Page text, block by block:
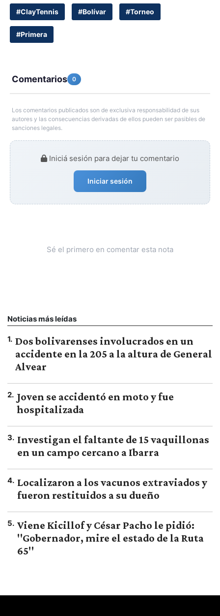
#ClayTennis #Bolívar #Torneo
#Primera
Comentarios 0
Los comentarios publicados son de exclusiva responsabilidad de sus
autores y las consecuencias derivadas de ellos pueden ser pasibles de
sanciones legales.
Iniciá sesión para dejar tu comentario
Iniciar sesión
Sé el primero en comentar esta nota
Noticias más leídas
1. Dos bolivarenses involucrados en un
accidente en la 205 a la altura de General
Alvear
2. Joven se accidentó en moto y fue
hospitalizada
3. Investigan el faltante de 15 vaquillonas
en un campo cercano a Ibarra
4. Localizaron a los vacunos extraviados y
fueron restituidos a su dueño
5. Viene Kicillof y César Pacho le pidió:
"Gobernador, mire el estado de la Ruta
65"